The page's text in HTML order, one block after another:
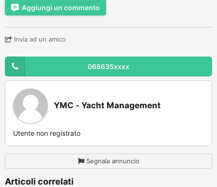
Aggiungi un commento
Invia ad un amico
068635xxxx
YMC - Yacht Management
Utente non registrato
Segnala annuncio
Articoli correlati